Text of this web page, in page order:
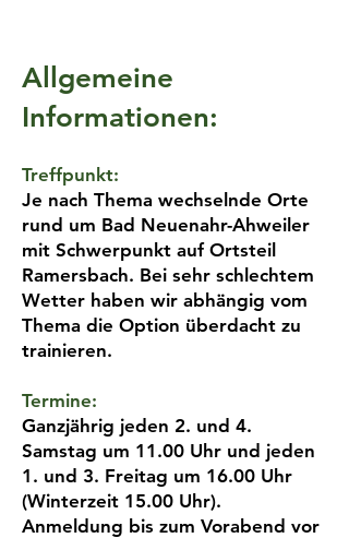
Allgemeine
Informationen:
Treffpunkt:
Je nach Thema wechselnde Orte
rund um Bad Neuenahr-Ahweiler
mit Schwerpunkt auf Ortsteil
Ramersbach. Bei sehr schlechtem
Wetter haben wir abhängig vom
Thema die Option überdacht zu
trainieren.
Termine:
Ganzjährig jeden 2. und 4.
Samstag um 11.00 Uhr und jeden
1. und 3. Freitag um 16.00 Uhr
(Winterzeit 15.00 Uhr).
Anmeldung bis zum Vorabend vor